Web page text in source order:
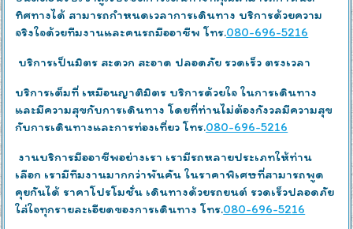
ทิศทางได้ สามารถกำหนดเวลาการเดินทาง บริการด้วยความ
จริงใจด้วยทีมงานและคนรถมืออาชีพ โทร.080-696-5216
บริการเป็นมิตร สะดวก สะอาด ปลอดภัย รวดเร็ว ตรงเวลา
บริการเต็มที่ เหมือนญาติมิตร บริการด้วยใจ ในการเดินทาง
และมีความสุขกับการเดินทาง โดยที่ท่านไม่ต้องกังวลมีความสุข
กับการเดินทางและการท่องเที่ยว โทร.080-696-5216
งานบริการมืออาชีพอย่างเรา เรามีรถหลายประเภทให้ท่าน
เลือก เรามีทีมงานมากกว่าพันคัน ในราคาพิเศษที่สามารถพูด
คุยกันได้ ราคาโปรโมชั่น เดินทางด้วยรถยนต์ รวดเร็วปลอดภัย
ใส่ใจทุกรายละเอียดของการเดินทาง โทร.080-696-5216